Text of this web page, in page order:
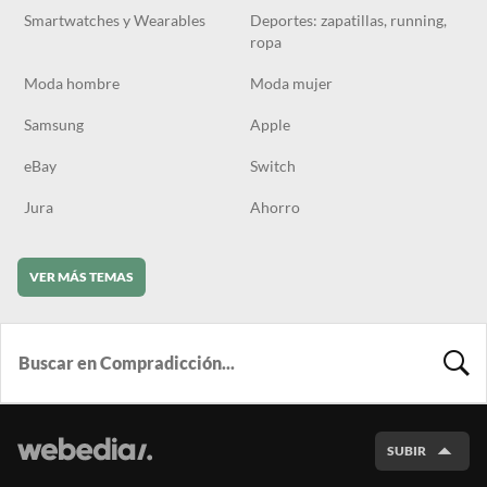
Smartwatches y Wearables
Deportes: zapatillas, running,
ropa
Moda hombre Moda mujer
Samsung Apple
eBay Switch
Jura Ahorro
VER MÁS TEMAS
SUBIR